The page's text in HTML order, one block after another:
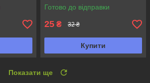
Готово до відправки
25 ₴ 32 ₴
Купити
Показати ще